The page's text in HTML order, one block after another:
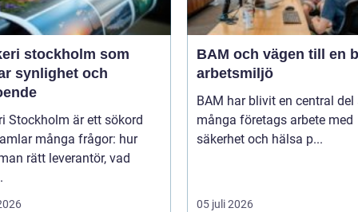
stockholm som
synlighet och
Stockholm är ett sökord
många frågor: hur
rätt leverantör, vad
BAM och vägen till en
arbetsmiljö
BAM har blivit en central del
många företags arbete med
säkerhet och hälsa p...
05 juli 2026